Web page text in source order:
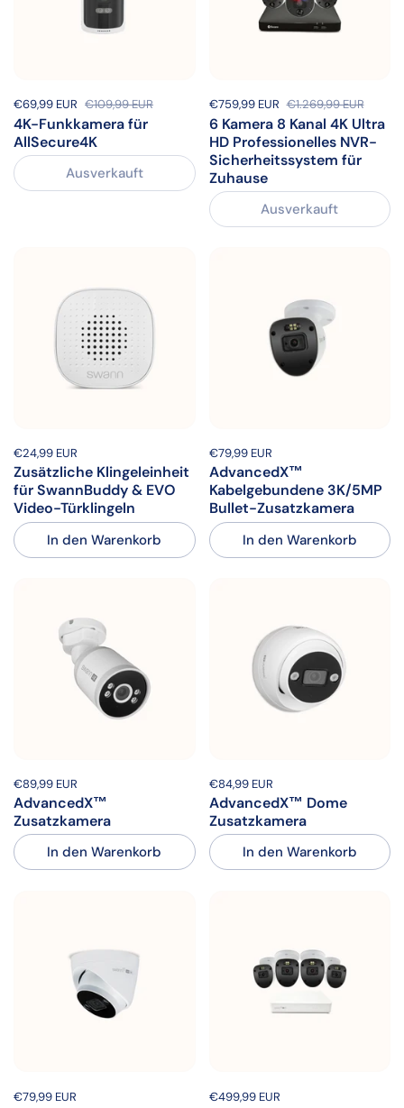
Sale-Preis:
€69,99 EUR Regulärer Preis:
€109,99 EUR
4K-Funkkamera für
AllSecure4K
Ausverkauft
Sale-Preis:
€759,99 EUR Regulärer Preis:
€1.269,99 EUR
6 Kamera 8 Kanal 4K Ultra
HD Professionelles NVR-
Sicherheitssystem für
Zuhause
Ausverkauft
Preis:
€24,99 EUR
Zusätzliche Klingeleinheit
für SwannBuddy & EVO
Video-Türklingeln
In den Warenkorb
Preis:
€79,99 EUR
AdvancedX™
Kabelgebundene 3K/5MP
Bullet-Zusatzkamera
In den Warenkorb
Preis:
€89,99 EUR
AdvancedX™
Zusatzkamera
In den Warenkorb
Preis:
€84,99 EUR
AdvancedX™ Dome
Zusatzkamera
In den Warenkorb
Preis:
€79,99 EUR Preis:
€499,99 EUR